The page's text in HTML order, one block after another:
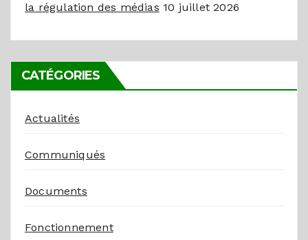
la régulation des médias 10 juillet 2026
CATÉGORIES
Actualités
Communiqués
Documents
Fonctionnement